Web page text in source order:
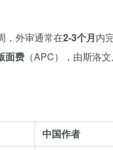
，外审通常在2-3个月内
面费 （APC），由斯洛
中国作者